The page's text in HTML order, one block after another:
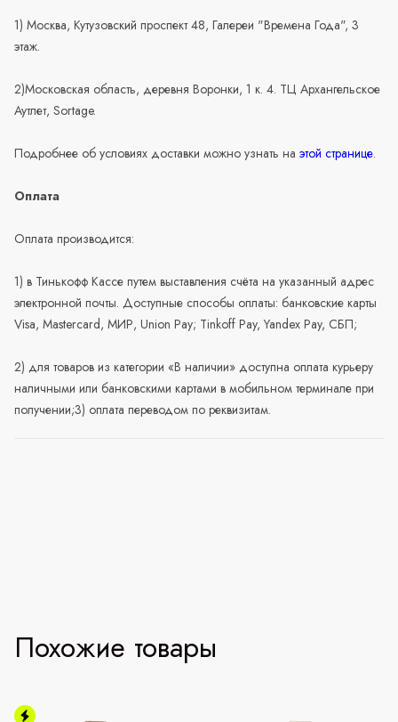
1) Москва, Кутузовский проспект 48, Галереи "Времена Года", 3
этаж.
2)Московская область, деревня Воронки, 1 к. 4. ТЦ Архангельское
Аутлет, Sortage.
Подробнее об условиях доставки можно узнать на этой странице.
Оплата
Оплата производится:
1) в Тинькофф Кассе путем выставления счёта на указанный адрес
электронной почты. Доступные способы оплаты: банковские карты
Visa, Mastercard, МИР, Union Pay; Tinkoff Pay, Yandex Pay, СБП;
2) для товаров из категории «В наличии» доступна оплата курьеру
наличными или банковскими картами в мобильном терминале при
получении;3) оплата переводом по реквизитам.
Похожие товары